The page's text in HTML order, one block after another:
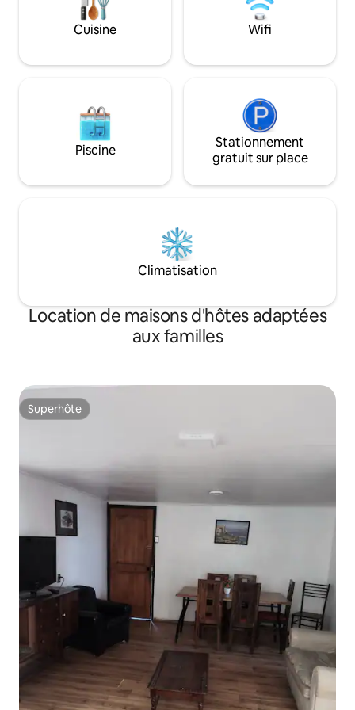
à une minute à
endroit pour
Cuisine Wifi
Piscine
Stationnement
gratuit sur place
Climatisation
Location de maisons d'hôtes adaptées
aux familles
Superhôte
Superhôte